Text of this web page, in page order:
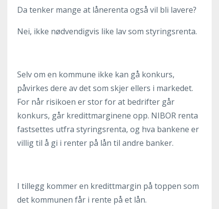
Da tenker mange at lånerenta også vil bli lavere?
Nei, ikke nødvendigvis like lav som styringsrenta.
Selv om en kommune ikke kan gå konkurs,
påvirkes dere av det som skjer ellers i markedet.
For når risikoen er stor for at bedrifter går
konkurs, går kredittmarginene opp. NIBOR renta
fastsettes utfra styringsrenta, og hva bankene er
villig til å gi i renter på lån til andre banker.
I tillegg kommer en kredittmargin på toppen som
det kommunen får i rente på et lån.